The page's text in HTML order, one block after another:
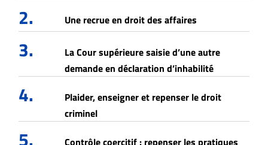
2. Une recrue en droit des affaires
3.
La Cour supérieure saisie d’une autre
demande en déclaration d’inhabilité
4.
Plaider, enseigner et repenser le droit
criminel